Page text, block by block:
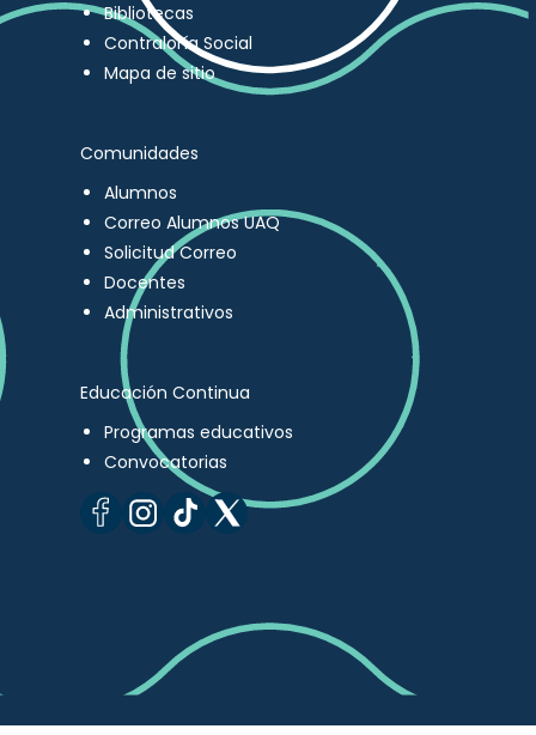
Bibliotecas
Contraloría Social
Mapa de sitio
Comunidades
Alumnos
Correo Alumnos UAQ
Solicitud Correo
Docentes
Administrativos
Educación Continua
Programas educativos
Convocatorias